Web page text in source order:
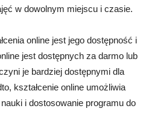
w dowolnym miejscu i czasie.
online jest jego dostępność i
jest dostępnych za darmo lub
je bardziej dostępnymi dla
kształcenie online umożliwia
i dostosowanie programu do